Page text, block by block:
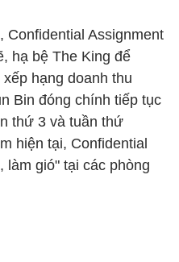
Assignment
hạ bệ The King để
hạng doanh thu
Bin đóng chính tiếp tục
thứ 3 và tuần thứ
hiện tại, Confidential
làm gió" tại các phòng